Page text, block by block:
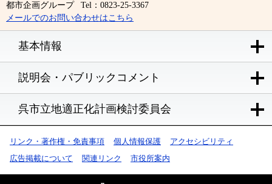
都市企画グループ
Tel：0823-25-3367
メールでのお問い合わせはこちら
基本情報
説明会・パブリックコメント
呉市立地適正化計画検討委員会
リンク・著作権・免責事項 個人情報保護
アクセシビリティ
広告掲載について
関連リンク 市役所案内